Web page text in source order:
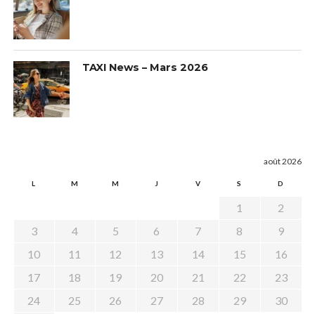
TAXI News – Mars 2026
août 2026
L M M J V S D
1
2
3
4 5 6 7 8
9
10
11 12 13 14 15
16
17
18 19 20 21 22
23
24
25 26 27 28 29
30